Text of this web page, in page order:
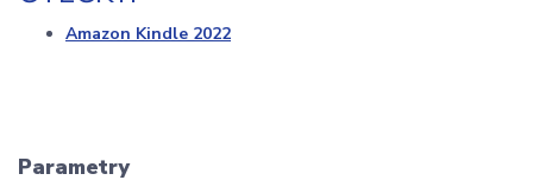
Amazon Kindle 2022
Parametry